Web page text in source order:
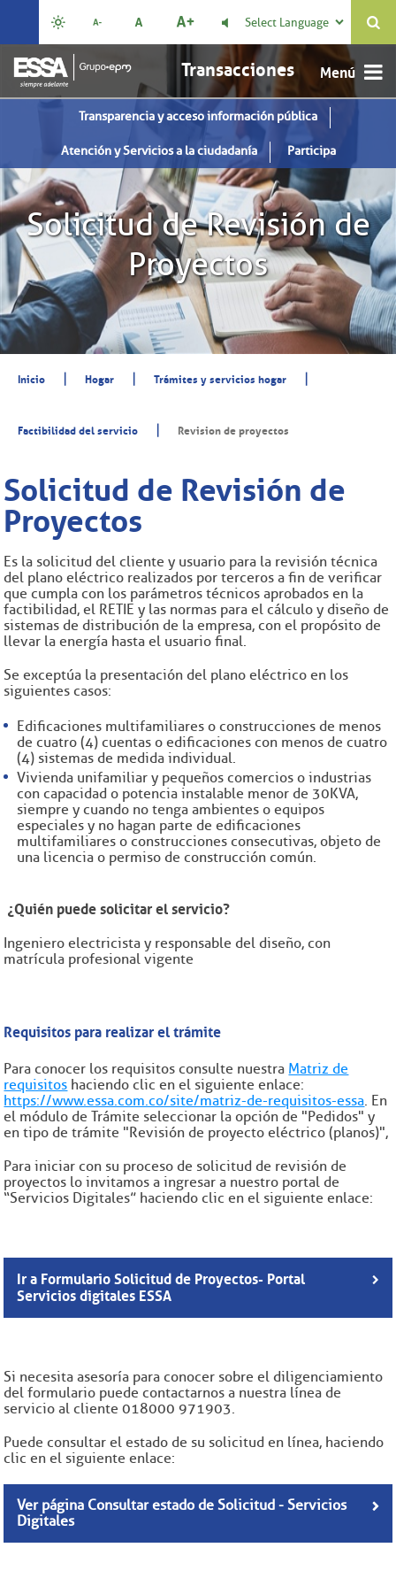
Select Language 
Transacciones
Transparencia y acceso información pública
Atención y Servicios a la ciudadanía Participa
Solicitud de Revisión de
Proyectos
Inicio | Hogar | Trámites y servicios hogar |
Factibilidad del servicio | Revision de proyectos
Solicitud de Revisión de
Proyectos
Es la solicitud del cliente y usuario para la revisión técnica
del plano eléctrico realizados por terceros a fin de verificar
que cumpla con los parámetros técnicos aprobados en la
factibilidad, el RETIE y las normas para el cálculo y diseño de
sistemas de distribución de la empresa, con el propósito de
llevar la energía hasta el usuario final.
Se exceptúa la presentación del plano eléctrico en los
siguientes casos:
Edificaciones multifamiliares o construcciones de menos
de cuatro (4) cuentas o edificaciones con menos de cuatro
(4) sistemas de medida individual.
Vivienda unifamiliar y pequeños comercios o industrias
con capacidad o potencia instalable menor de 30KVA,
siempre y cuando no tenga ambientes o equipos
especiales y no hagan parte de edificaciones
multifamiliares o construcciones consecutivas, objeto de
una licencia o permiso de construccióncomún.
¿Quién puede solicitar el servicio?
Ingeniero electricista y responsable del diseño, con
matrícula profesional vigente
Requisitos para realizar el trámite
Para conocer los requisitos consulte nuestra Matriz de
requisitos haciendo clic en el siguiente enlace:
https://www.essa.com.co/site/matriz-de-requisitos-essa. En
el módulo de Trámite seleccionar la opción de "Pedidos" y
en tipo de trámite "Revisión de proyecto eléctrico (planos)",
Para iniciar con su proceso de solicitud de revisión de
proyectos lo invitamos a ingresar a nuestro portal de
“Servicios Digitales” haciendo clic en el siguiente enlace:
Ir a Formulario Solicitud de Proyectos - Portal
Servicios digitales ESSA
Si necesita asesoría para conocer sobre el diligenciamiento
del formulario puede contactarnos a nuestra línea de
servicio al cliente 018000 971903.
Puede consultar el estado de su solicitud en línea, haciendo
clic en el siguiente enlace:
Ver página Consultar estado de Solicitud - Servicios
Digitales